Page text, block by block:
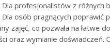
Dla profesjonalistów z różnych
Dla osób pragnących poprawić
zajęć, co pozwala na łatwe
oraz wymianie doświadczeń.